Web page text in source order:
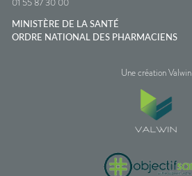
MINISTÈRE DE LA SANTÉ
ORDRE NATIONAL DES PHARMACIENS
Une création Valwin